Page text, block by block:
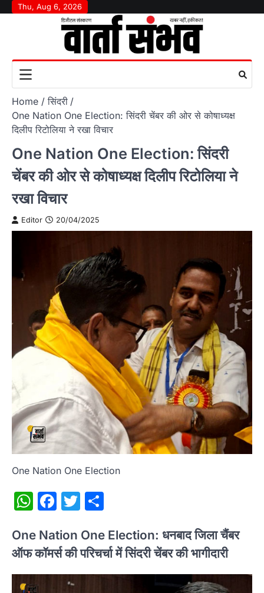
SkipThu, Aug 6, 2026
Home
सिंदरी
One Nation One Election: सिंदरी चेंबर की ओर से कोषाध्यक्ष
दिलीप रिटोलिया ने रखा विचार
One Nation One Election: सिंदरी
चेंबर की ओर से कोषाध्यक्ष दिलीप रिटोलिया ने
रखा विचार
Editor 20/04/2025
One Nation One Election
WhatsApp
Facebook
Twitter
One Nation One Election: धनबाद जिला चैंबर
ऑफ कॉमर्स की परिचर्चा में सिंदरी चेंबर की भागीदारी